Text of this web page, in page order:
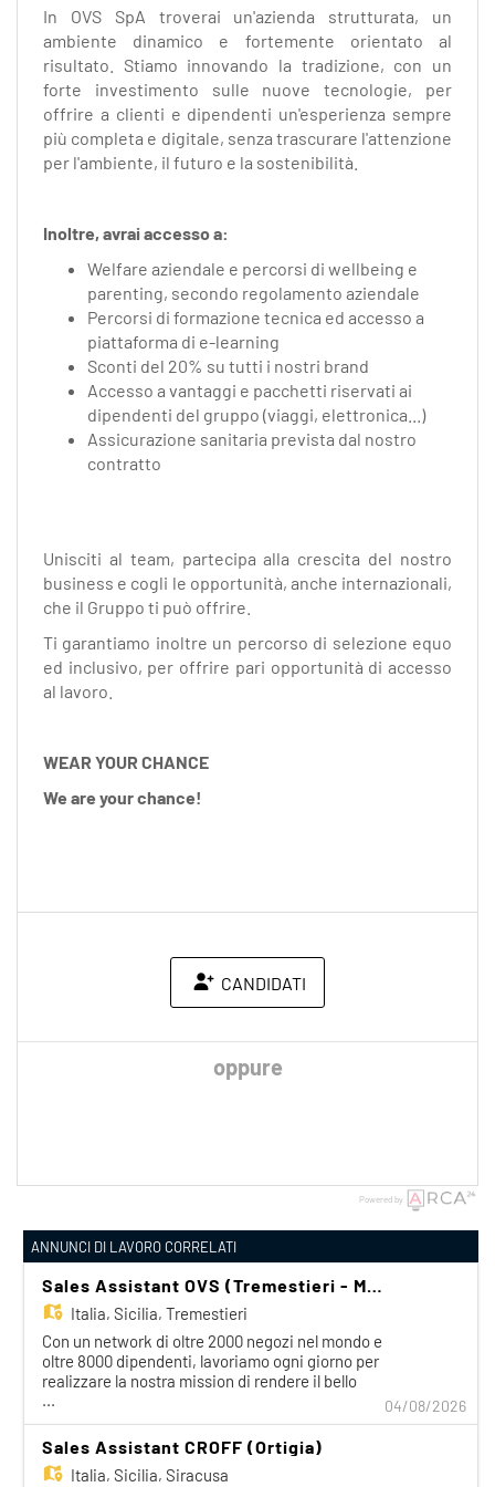
In OVS SpA troverai un'azienda strutturata, un
ambiente dinamico e fortemente orientato al
risultato. Stiamo innovando la tradizione, con un
forte investimento sulle nuove tecnologie, per
offrire a clienti e dipendenti un'esperienza sempre
più completa e digitale, senza trascurare l'attenzione
per l'ambiente, il futuro e la sostenibilità.
Inoltre, avrai accesso a:
Welfare aziendale e percorsi di wellbeing e
parenting, secondo regolamento aziendale
Percorsi di formazione tecnica ed accesso a
piattaforma di e-learning
Sconti del 20% su tutti i nostri brand
Accesso a vantaggi e pacchetti riservati ai
dipendenti del gruppo (viaggi, elettronica...)
Assicurazione sanitaria prevista dal nostro
contratto
Unisciti al team, partecipa alla crescita del nostro
business e cogli le opportunità, anche internazionali,
che il Gruppo ti può offrire.
Ti garantiamo inoltre un percorso di selezione equo
ed inclusivo, per offrire pari opportunità di accesso
al lavoro.
WEAR YOUR CHANCE
We are your chance!
CANDIDATI
oppure
Powered by
ANNUNCI DI LAVORO CORRELATI
Sales Assistant OVS (Tremestieri - Messina)
Italia, Sicilia, Tremestieri
Con un network di oltre 2000 negozi nel mondo e
oltre 8000 dipendenti, lavoriamo ogni giorno per
realizzare la nostra mission di rendere il bello
accessibile a tutti. Facciamo la differenza per i
nostri clienti attraverso i brand del nostro gruppo:
OVS, OVS Kids, UPIM, Blukids, Croff, Les Copains,
Shaka, Goldenpoint, Stefanel. Ogni giorno
prepariamo il negozio e accompagniamo il cliente
... 04/08/2026
Sales Assistant CROFF (Ortigia)
Italia, Sicilia, Siracusa